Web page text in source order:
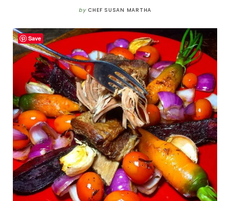
by CHEF SUSAN MARTHA
Save